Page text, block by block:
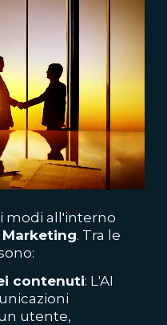
modi all'interno
. Tra le
contenuti: L'AI
utente,